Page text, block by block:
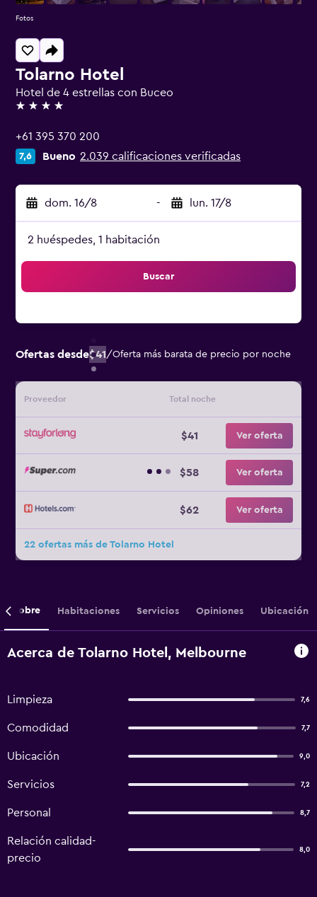
Tolarno Hotel
Hotel de 4 estrellas con Buceo
4 estrellas
+61 395 370 200
7,6 Bueno 2.039 calificaciones verificadas
dom. 16/8 - lun. 17/8
2 huéspedes, 1 habitación
Buscar
Ofertas desde$41/Oferta más barata de precio por noche
Proveedor Total noche
$41 Ver oferta
$58 Ver oferta
$62 Ver oferta
22 ofertas más de Tolarno Hotel
Fotos
Sobre Habitaciones Servicios Opiniones Ubicación
Acerca de Tolarno Hotel, Melbourne
Limpieza 7,6
Comodidad 7,7
Ubicación 9,0
Servicios 7,2
Personal 8,7
Relación calidad-
precio
8,0